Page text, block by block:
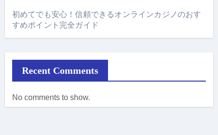
初めてでも安心！信頼できるオンラインカジノのおす
すめポイント完全ガイド
Recent Comments
No comments to show.